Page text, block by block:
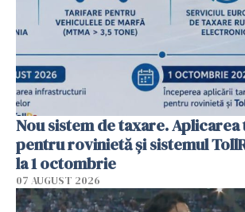
Nou sistem de taxare.
pentru rovinietă şi sistemul
la 1 octombrie
07 AUGUST 2026